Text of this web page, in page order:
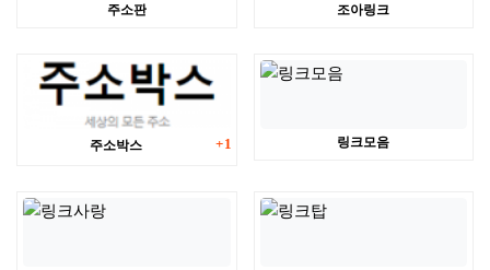
주소판 조아링크
주소박스 댓글
1 링크모음